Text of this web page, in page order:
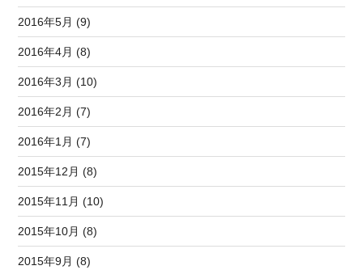
2016年5月 (9)
2016年4月 (8)
2016年3月 (10)
2016年2月 (7)
2016年1月 (7)
2015年12月 (8)
2015年11月 (10)
2015年10月 (8)
2015年9月 (8)